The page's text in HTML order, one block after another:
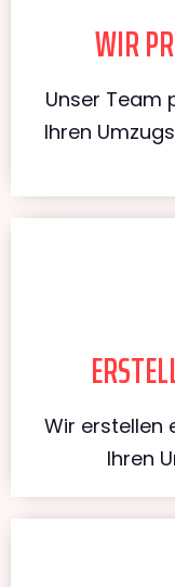
WIR
Unser Team
Ihren
Wir erstellen
Ihren